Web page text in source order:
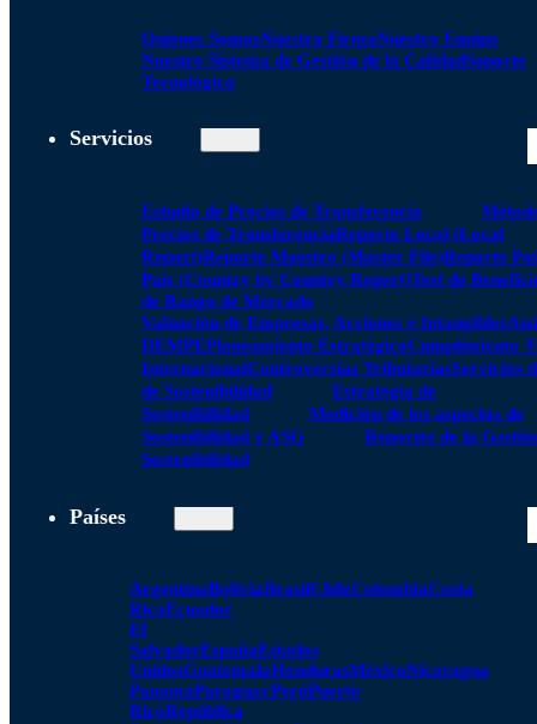
Quienes SomosNuestra FirmaNuestro Equipo
Nuestro Sistema de Gestión de la CalidadSoporte
Tecnológico
Servicios
Estudio de Precios de Transferencia
Precios de TransferenciaReporte Local (Local
Report)Reporte Maestro (Master File)Reporte
País (Country by Country Report)Test de
de Rango de Mercado
Valuación de Empresas, Acciones e Intangibles
DEMPEPlaneamiento EstratégicoCumplimiento
InternacionalControversias TributariasServicios
de Sostenibilidad
Estrategia de
Sostenibilidad
Medición de los aspectos de
Sostenibilidad y ASG
Reportes de la
Sostenibilidad
Países
ArgentinaBoliviaBrasilChileColombiaCosta
RicaEcuador
El
SalvadorEspañaEstados
UnidosGuatemalaHondurasMéxicoNicaragua
PanamáParaguayPerúPuerto
RicoRepública